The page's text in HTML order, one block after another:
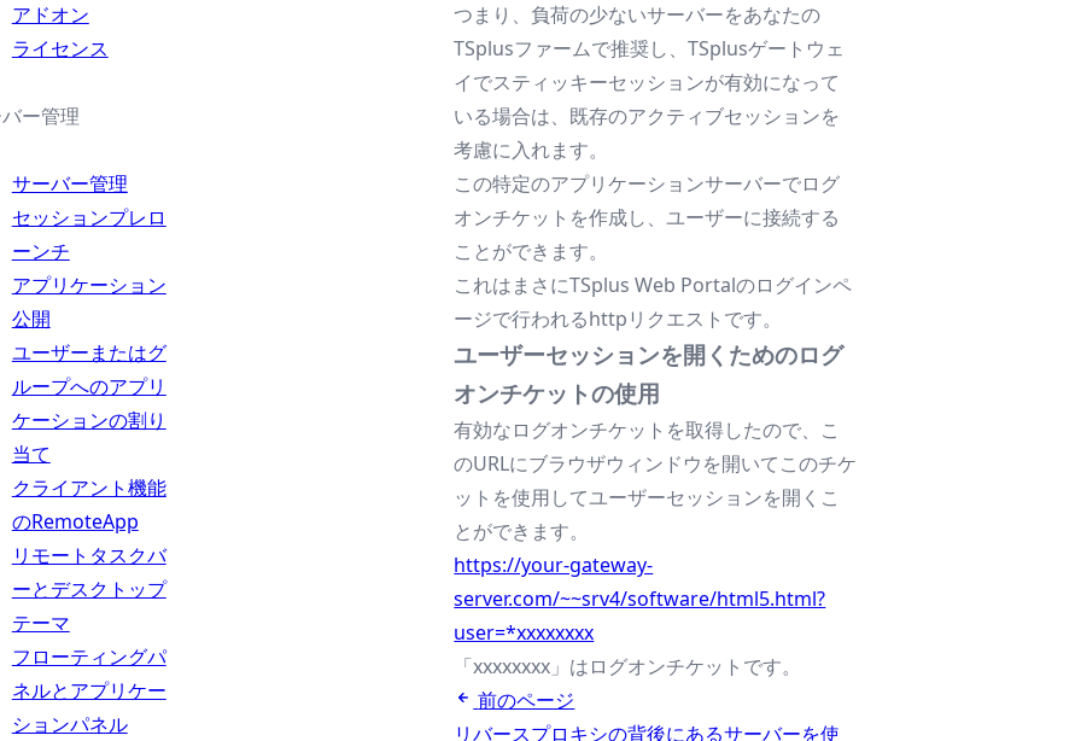
アドオン
ライセンス
ー管理
サーバー管理
セッションプレロ
ーンチ
アプリケーション
公開
ユーザーまたはグ
ループへのアプリ
ケーションの割り
当て
クライアント機能
のRemoteApp
リモートタスクバ
ーとデスクトップ
テーマ
フローティングパ
ネルとアプリケー
ションパネル
つまり、負荷の少ないサーバーをあなたの
TSplusファームで推奨し、TSplusゲートウェ
イでスティッキーセッションが有効になって
いる場合は、既存のアクティブセッションを
考慮に入れます。
この特定のアプリケーションサーバーでログ
オンチケットを作成し、ユーザーに接続する
ことができます。
これはまさにTSplus Web Portalのログインペ
ージで行われるhttpリクエストです。
ユーザーセッションを開くためのログ
オンチケットの使用
有効なログオンチケットを取得したので、こ
のURLにブラウザウィンドウを開いてこのチケ
ットを使用してユーザーセッションを開くこ
とができます。
https://your-gateway-
server.com/~~srv4/software/html5.html?
user=*xxxxxxxx
「xxxxxxxx」はログオンチケットです。
前のページ
リバースプロキシの背後にあるサーバーを使